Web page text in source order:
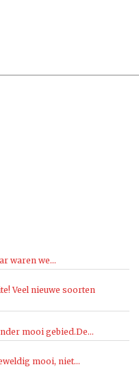
waren we...
Veel nieuwe soorten
mooi gebied.De...
mooi, niet...